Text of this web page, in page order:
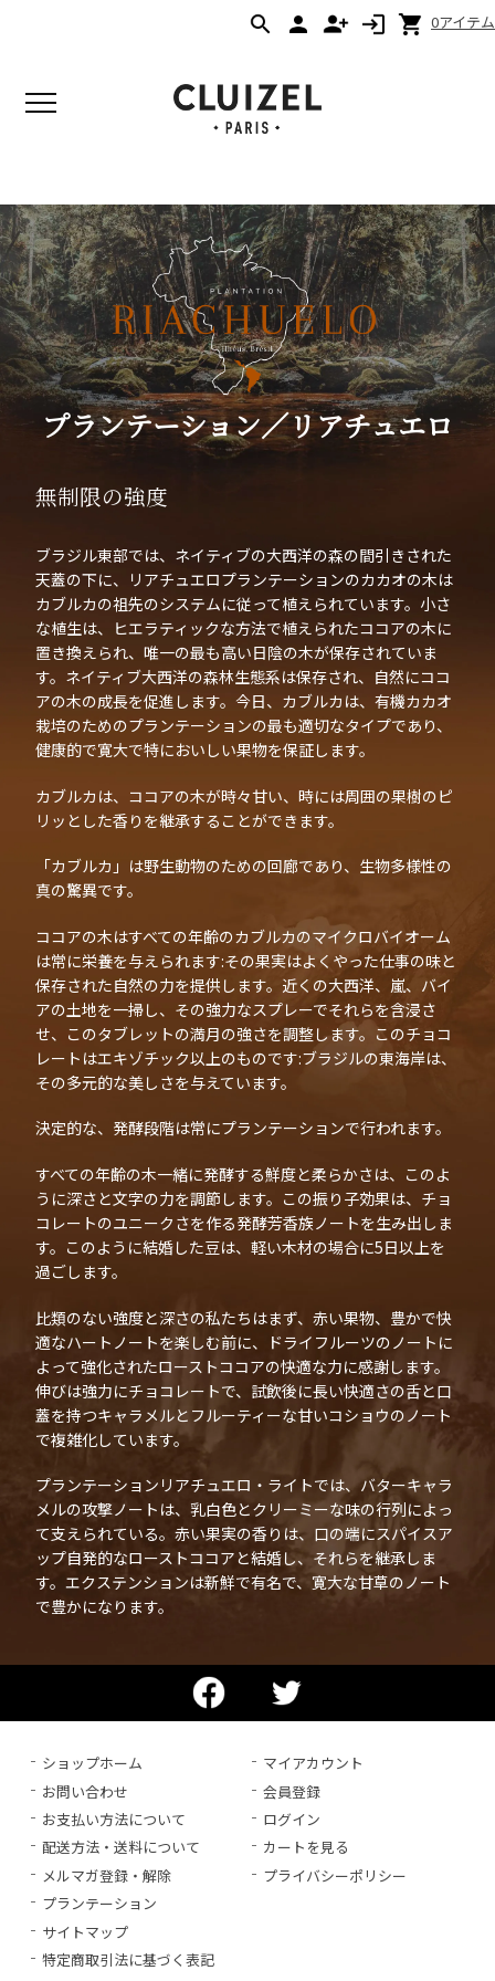
0アイテム
プランテーション／リアチュエロ
無制限の強度
ブラジル東部では、ネイティブの大西洋の森の間引きされた
天蓋の下に、リアチュエロプランテーションのカカオの木は
カブルカの祖先のシステムに従って植えられています。小さ
な植生は、ヒエラティックな方法で植えられたココアの木に
置き換えられ、唯一の最も高い日陰の木が保存されていま
す。ネイティブ大西洋の森林生態系は保存され、自然にココ
アの木の成長を促進します。今日、カブルカは、有機カカオ
栽培のためのプランテーションの最も適切なタイプであり、
健康的で寛大で特においしい果物を保証します。
カブルカは、ココアの木が時々甘い、時には周囲の果樹のピ
リッとした香りを継承することができます。
「カブルカ」は野生動物のための回廊であり、生物多様性の
真の驚異です。
ココアの木はすべての年齢のカブルカのマイクロバイオーム
は常に栄養を与えられます:その果実はよくやった仕事の味と
保存された自然の力を提供します。近くの大西洋、嵐、バイ
アの土地を一掃し、その強力なスプレーでそれらを含浸さ
せ、このタブレットの満月の強さを調整します。このチョコ
レートはエキゾチック以上のものです:ブラジルの東海岸は、
その多元的な美しさを与えています。
決定的な、発酵段階は常にプランテーションで行われます。
すべての年齢の木一緒に発酵する鮮度と柔らかさは、このよ
うに深さと文字の力を調節します。この振り子効果は、チョ
コレートのユニークさを作る発酵芳香族ノートを生み出しま
す。このように結婚した豆は、軽い木材の場合に5日以上を
過ごします。
比類のない強度と深さの私たちはまず、赤い果物、豊かで快
適なハートノートを楽しむ前に、ドライフルーツのノートに
よって強化されたローストココアの快適な力に感謝します。
伸びは強力にチョコレートで、試飲後に長い快適さの舌と口
蓋を持つキャラメルとフルーティーな甘いコショウのノート
で複雑化しています。
プランテーションリアチュエロ・ライトでは、バターキャラ
メルの攻撃ノートは、乳白色とクリーミーな味の行列によっ
て支えられている。赤い果実の香りは、口の端にスパイスア
ップ自発的なローストココアと結婚し、それらを継承しま
す。エクステンションは新鮮で有名で、寛大な甘草のノート
で豊かになります。
ショップホーム
お問い合わせ
お支払い方法について
配送方法・送料について
メルマガ登録・解除
プランテーション
サイトマップ
特定商取引法に基づく表記
マイアカウント
会員登録
ログイン
カートを見る
プライバシーポリシー